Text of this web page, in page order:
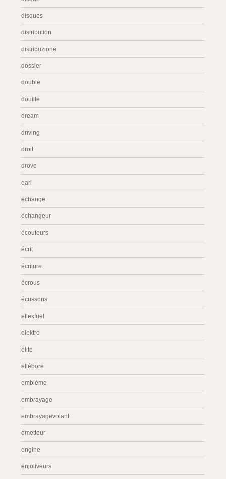
disques
distribution
distribuzione
dossier
double
douille
dream
driving
droit
drove
earl
echange
échangeur
écouteurs
écrit
écriture
écrous
écussons
eflexfuel
elektro
elite
ellébore
emblème
embrayage
embrayagevolant
émetteur
engine
enjoliveurs